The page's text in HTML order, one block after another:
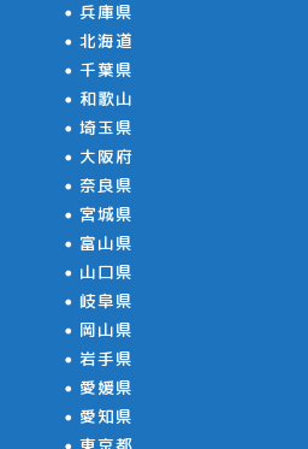
兵庫県
北海道
千葉県
和歌山
埼玉県
大阪府
奈良県
宮城県
富山県
山口県
岐阜県
岡山県
岩手県
愛媛県
愛知県